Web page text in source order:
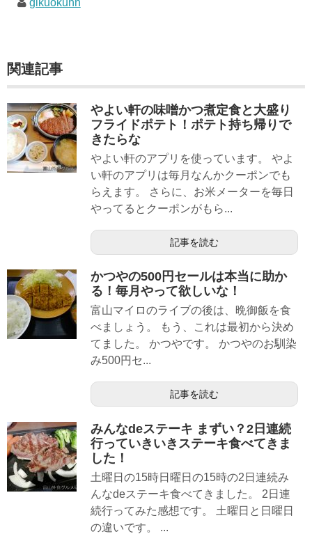
関連記事
やよい軒の味噌かつ煮定食と大盛り
フライドポテト！ポテト持ち帰りで
きたらな
やよい軒のアプリを使っています。 やよ
い軒のアプリは毎月なんかクーポンでも
らえます。 さらに、お米メーターを毎日
やってるとクーポンがもら...
記事を読む
かつやの500円セールは本当に助か
る！毎月やって欲しいな！
富山マイロのライブの後は、晩御飯を食
べましょう。 もう、これは最初から決め
てました。 かつやです。 かつやのお馴染
み500円セ...
記事を読む
みんなdeステーキ まずい？2日連続
行っていきいきステーキ食べてきま
した！
土曜日の15時日曜日の15時の2日連続み
んなdeステーキ食べてきました。 2日連
続行ってみた感想です。 土曜日と日曜日
の違いです。 ...